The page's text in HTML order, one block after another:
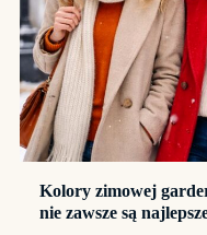
Kolory zimowej
nie zawsze są